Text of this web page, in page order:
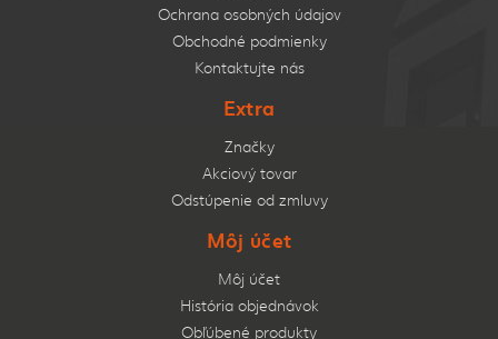
Ochrana osobných údajov
Obchodné podmienky
Kontaktujte nás
Extra
Značky
Akciový tovar
Odstúpenie od zmluvy
Môj účet
Môj účet
História objednávok
Obľúbené produkty